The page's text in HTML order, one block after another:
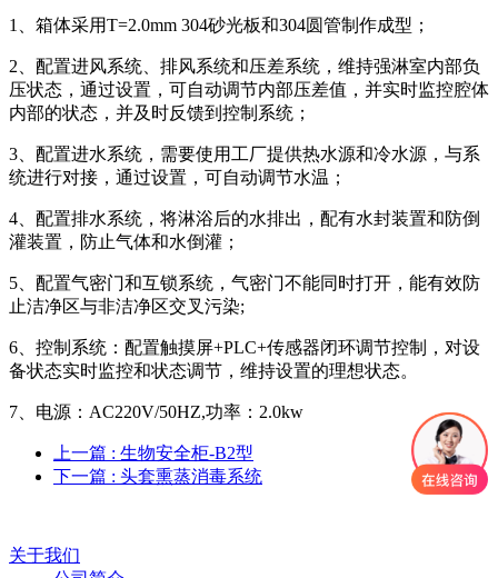
1、箱体采用T=2.0mm 304砂光板和304圆管制作成型；
2、配置进风系统、排风系统和压差系统，维持强淋室内部负
压状态，通过设置，可自动调节内部压差值，并实时监控腔体
内部的状态，并及时反馈到控制系统；
3、配置进水系统，需要使用工厂提供热水源和冷水源，与系
统进行对接，通过设置，可自动调节水温；
4、配置排水系统，将淋浴后的水排出，配有水封装置和防倒
灌装置，防止气体和水倒灌；
5、配置气密门和互锁系统，气密门不能同时打开，能有效防
止洁净区与非洁净区交叉污染;
6、控制系统：配置触摸屏+PLC+传感器闭环调节控制，对设
备状态实时监控和状态调节，维持设置的理想状态。
7、电源：AC220V/50HZ,功率：2.0kw
上一篇 : 生物安全柜-B2型
下一篇 : 头套熏蒸消毒系统
关于我们